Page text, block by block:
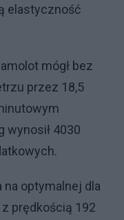
elastyczność
mógł bez
przez 18,5
wynosił 4030
na optymalnej dla
prędkością 192